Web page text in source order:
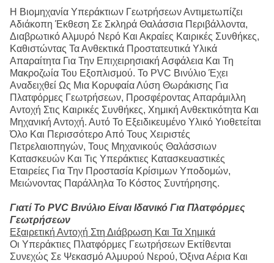
Η Βιομηχανία Υπεράκτιων Γεωτρήσεων Αντιμετωπίζει
Αδιάκοπη Έκθεση Σε Σκληρά Θαλάσσια Περιβάλλοντα,
Διαβρωτικό Αλμυρό Νερό Και Ακραίες Καιρικές Συνθήκες,
Καθιστώντας Τα Ανθεκτικά Προστατευτικά Υλικά
Απαραίτητα Για Την Επιχειρησιακή Ασφάλεια Και Τη
Μακροζωία Του Εξοπλισμού. Το PVC Βινύλιο Έχει
Αναδειχθεί Ως Μια Κορυφαία Λύση Θωράκισης Για
Πλατφόρμες Γεωτρήσεων, Προσφέροντας Απαράμιλλη
Αντοχή Στις Καιρικές Συνθήκες, Χημική Ανθεκτικότητα Και
Μηχανική Αντοχή. Αυτό Το Εξειδικευμένο Υλικό Υιοθετείται
Όλο Και Περισσότερο Από Τους Χειριστές
Πετρελαιοπηγών, Τους Μηχανικούς Θαλάσσιων
Κατασκευών Και Τις Υπεράκτιες Κατασκευαστικές
Εταιρείες Για Την Προστασία Κρίσιμων Υποδομών,
Μειώνοντας Παράλληλα Το Κόστος Συντήρησης.
Γιατί Το PVC Βινύλιο Είναι Ιδανικό Για Πλατφόρμες
Γεωτρήσεων
Εξαιρετική Αντοχή Στη Διάβρωση Και Τα Χημικά
Οι Υπεράκτιες Πλατφόρμες Γεωτρήσεων Εκτίθενται
Συνεχώς Σε Ψεκασμό Αλμυρού Νερού, Όξινα Αέρια Και